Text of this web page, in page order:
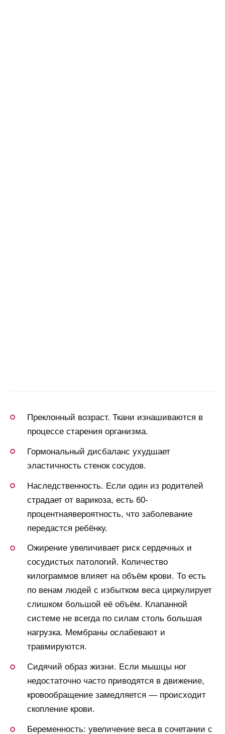
Преклонный возраст. Ткани изнашиваются в
процессе старения организма.
Гормональный дисбаланс ухудшает
эластичность стенок сосудов.
Наследственность. Если один из родителей
страдает от варикоза, есть 60-
процентнаявероятность, что заболевание
передастся ребёнку.
Ожирение увеличивает риск сердечных и
сосудистых патологий. Количество
килограммов влияет на объём крови. То есть
по венам людей с избытком веса циркулирует
слишком большой её объём. Клапанной
системе не всегда по силам столь большая
нагрузка. Мембраны ослабевают и
травмируются.
Сидячий образ жизни. Если мышцы ног
недостаточно часто приводятся в движение,
кровообращение замедляется — происходит
скопление крови.
Беременность: увеличение веса в сочетании с